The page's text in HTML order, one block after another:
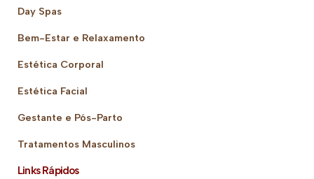
Day Spas
Bem-Estar e Relaxamento
Estética Corporal
Estética Facial
Gestante e Pós-Parto
Tratamentos Masculinos
Links Rápidos